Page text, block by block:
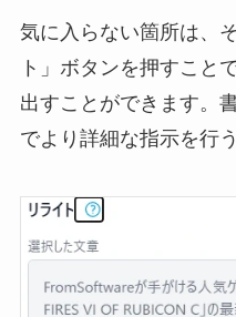
気に入らない箇所は、
ト」ボタンを押すこと
出すことができます。
でより詳細な指示を行